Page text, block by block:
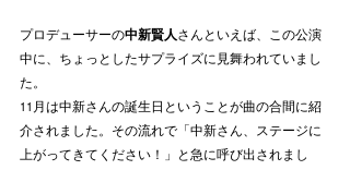
プロデューサーの中新賢人さんといえば、この公演
中に、ちょっとしたサプライズに見舞われていまし
た。
11月は中新さんの誕生日ということが曲の合間に紹
介されました。その流れで「中新さん、ステージに
上がってきてください！」と急に呼び出されまし